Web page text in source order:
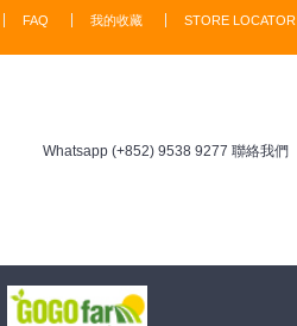
FAQ 我的收藏 STORE LOCATOR
Whatsapp (+852) 9538 9277 聯絡我們